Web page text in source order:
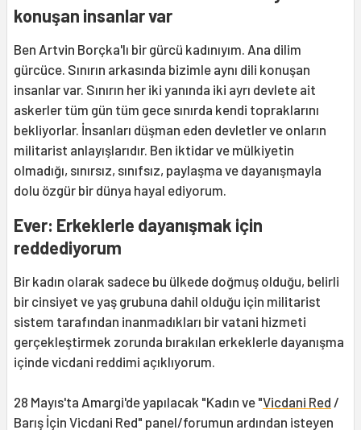
konuşan insanlar var
Ben Artvin Borçka'lı bir gürcü kadınıyım. Ana dilim
gürcüce. Sınırın arkasında bizimle aynı dili konuşan
insanlar var. Sınırın her iki yanında iki ayrı devlete ait
askerler tüm gün tüm gece sınırda kendi topraklarını
bekliyorlar. İnsanları düşman eden devletler ve onların
militarist anlayışlarıdır. Ben iktidar ve mülkiyetin
olmadığı, sınırsız, sınıfsız, paylaşma ve dayanışmayla
dolu özgür bir dünya hayal ediyorum.
Ever: Erkeklerle dayanışmak için
reddediyorum
Bir kadın olarak sadece bu ülkede doğmuş olduğu, belirli
bir cinsiyet ve yaş grubuna dahil olduğu için militarist
sistem tarafından inanmadıkları bir vatani hizmeti
gerçekleştirmek zorunda bırakılan erkeklerle dayanışma
içinde vicdani reddimi açıklıyorum.
28 Mayıs'ta Amargi'de yapılacak "Kadın ve "Vicdani Red /
Barış İçin Vicdani Red" panel/forumun ardından isteyen